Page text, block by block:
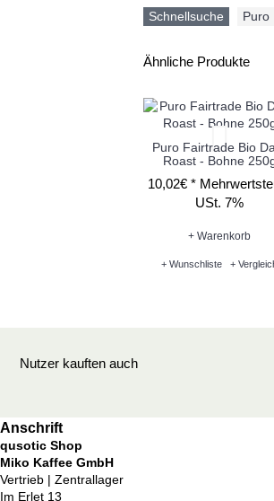
Schnellsuche Puro
Ähnliche Produkte
Puro Fairtrade Bio
Roast - Bohne
10,02€ *
USt. 7%
+ Warenkorb
+ Wunschliste +
Nutzer kauften auch
Anschrift
qusotic Shop
Miko Kaffee GmbH
Vertrieb | Zentrallager
Im Erlet 13